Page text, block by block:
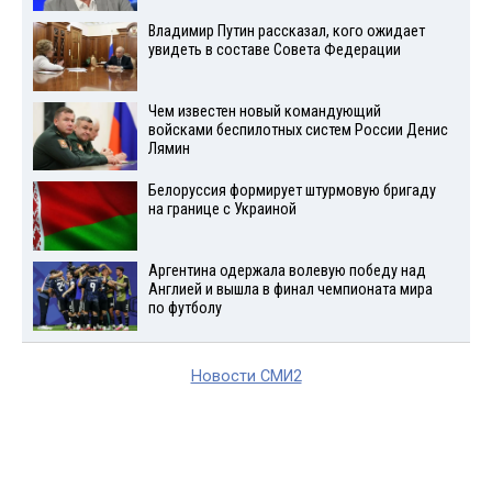
Владимир Путин рассказал, кого ожидает
увидеть в составе Совета Федерации
Чем известен новый командующий
войсками беспилотных систем России Денис
Лямин
Белоруссия формирует штурмовую бригаду
на границе с Украиной
Аргентина одержала волевую победу над
Англией и вышла в финал чемпионата мира
по футболу
Новости СМИ2